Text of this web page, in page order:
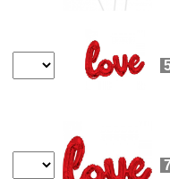
CHF 18.9
Schoggidose HZ
CHF 115.8
Teelicht
CHF 20
CHF 62.9